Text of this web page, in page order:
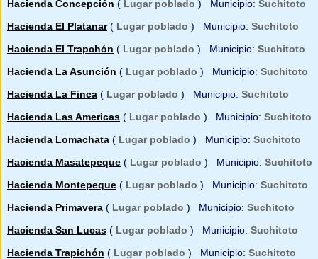
Hacienda Concepción ( Lugar poblado ) Municipio: Suchitoto
Hacienda El Platanar( Lugar poblado ) Municipio: Suchitoto
Hacienda El Trapchón ( Lugar poblado ) Municipio: Suchitoto
Hacienda La Asunción ( Lugar poblado ) Municipio: Suchitoto
Hacienda La Finca ( Lugar poblado ) Municipio: Suchitoto
Hacienda Las Americas ( Lugar poblado ) Municipio: Suchitoto
Hacienda Lomachata ( Lugar poblado ) Municipio: Suchitoto
Hacienda Masatepeque ( Lugar poblado ) Municipio: Suchitoto
Hacienda Montepeque ( Lugar poblado ) Municipio: Suchitoto
Hacienda Primavera ( Lugar poblado ) Municipio: Suchitoto
Hacienda San Lucas ( Lugar poblado ) Municipio: Suchitoto
Hacienda Trapichón ( Lugar poblado ) Municipio: Suchitoto